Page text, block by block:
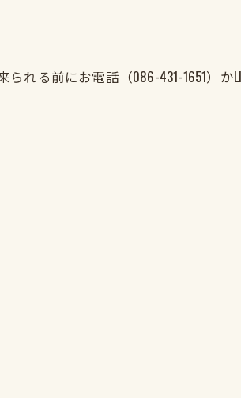
れる前にお電話（086-431-1651）か